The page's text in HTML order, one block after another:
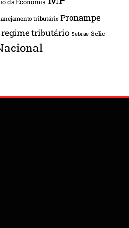
tributário Pronampe
regime tributário Sebrae Selic